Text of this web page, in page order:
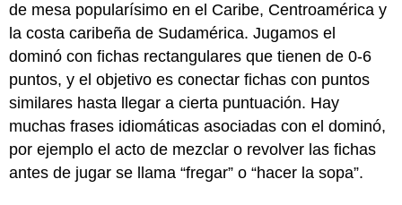
de mesa popularísimo en el Caribe, Centroamérica y
la costa caribeña de Sudamérica. Jugamos el
dominó con fichas rectangulares que tienen de 0-6
puntos, y el objetivo es conectar fichas con puntos
similares hasta llegar a cierta puntuación. Hay
muchas frases idiomáticas asociadas con el dominó,
por ejemplo el acto de mezclar o revolver las fichas
antes de jugar se llama “fregar” o “hacer la sopa”.